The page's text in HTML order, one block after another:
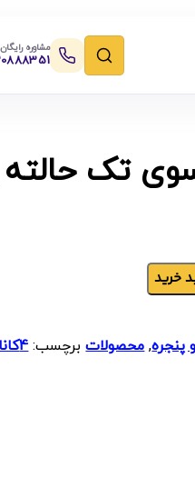
مشاوره رایگان
تک
خرید
پنجره,محصولات برچسب:4کاناله سری 60